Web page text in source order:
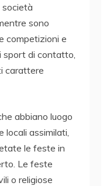
società
sono
competizioni e
di contatto,
carattere
abbiano luogo
locali assimilati,
le feste in
Le feste
o religiose